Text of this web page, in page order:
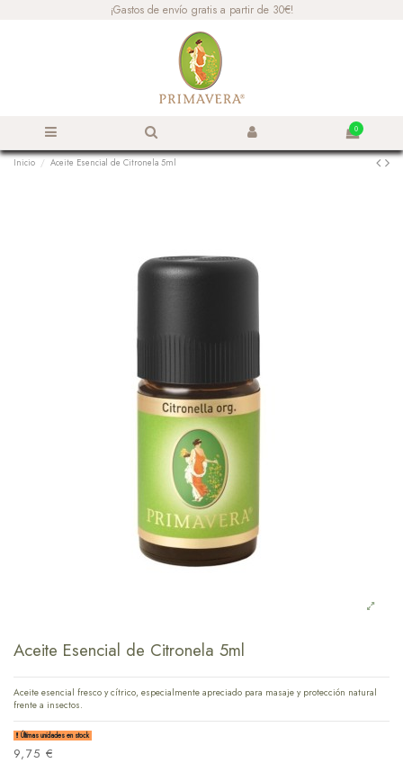
¡Gastos de envío gratis a partir de 30€!
0
Inicio Aceite Esencial de Citronela 5ml
Aceite Esencial de Citronela 5ml
Aceite esencial fresco y cítrico, especialmente apreciado para masaje y protección natural
frente a insectos.
Últimas unidades en stock
9,75 €